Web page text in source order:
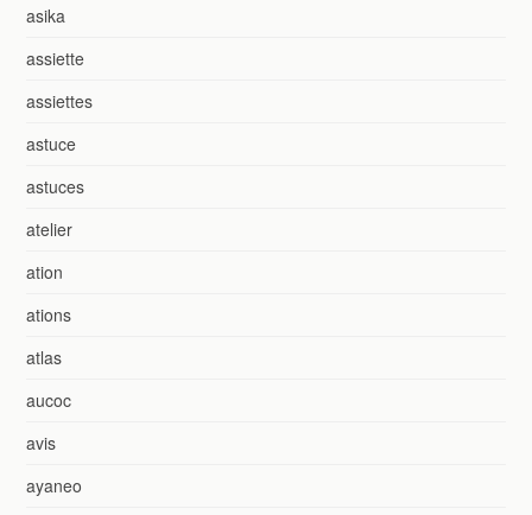
asika
assiette
assiettes
astuce
astuces
atelier
ation
ations
atlas
aucoc
avis
ayaneo